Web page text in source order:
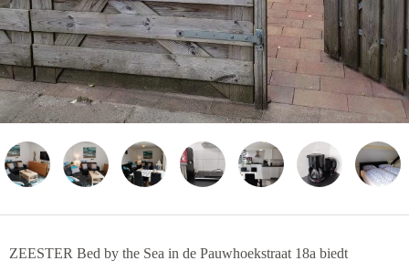
ZEESTER Bed by the Sea in de Pauwhoekstraat 18a biedt